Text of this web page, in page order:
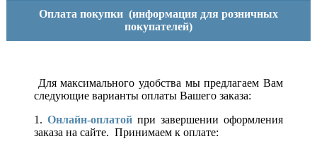
Оплата покупки (информация для розничных
покупателей)
Для максимального удобства мы предлагаем Вам
следующие варианты оплаты Вашего заказа:
1. Онлайн-оплатой при завершении оформления
заказа на сайте. Принимаем к оплате: